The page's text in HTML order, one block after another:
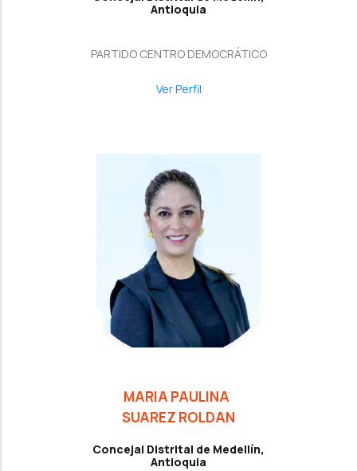
Antioquia
PARTIDO CENTRO DEMOCRÁTICO
Ver Perfil
MARIA PAULINA
SUAREZ ROLDAN
Concejal Distrital de Medellín,
Antioquia